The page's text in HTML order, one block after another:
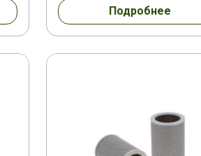
Подробнее